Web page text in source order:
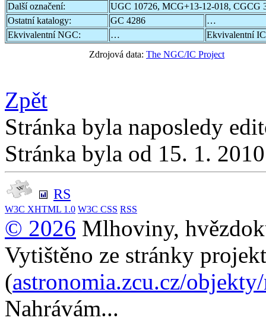
Další označení:
UGC 10726, MCG+13-12-018, CGCG
Ostatní katalogy:
GC 4286
…
Ekvivalentní NGC:
…
Ekvivalentní
Zdrojová data: The NGC/IC Project
Zpět
Stránka byla naposledy
Stránka byla od 15. 1.
RS
W3C XHTML 1.0 W3C CSS RSS
© 2026 Mlhoviny,
Vytištěno ze stránky
(astronomia.zcu.cz/
Nahrávám...